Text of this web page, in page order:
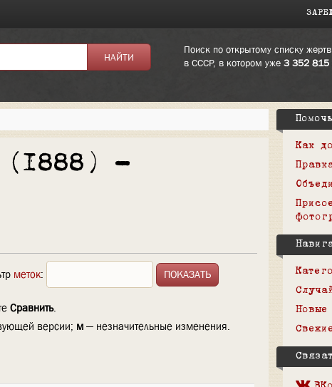
Поиск по открытому списку
в СССР, в котором уже 3 352 815
(1888) —
меток:
Сравнить.
версии; м — незначительные изменения.
Как
Новые